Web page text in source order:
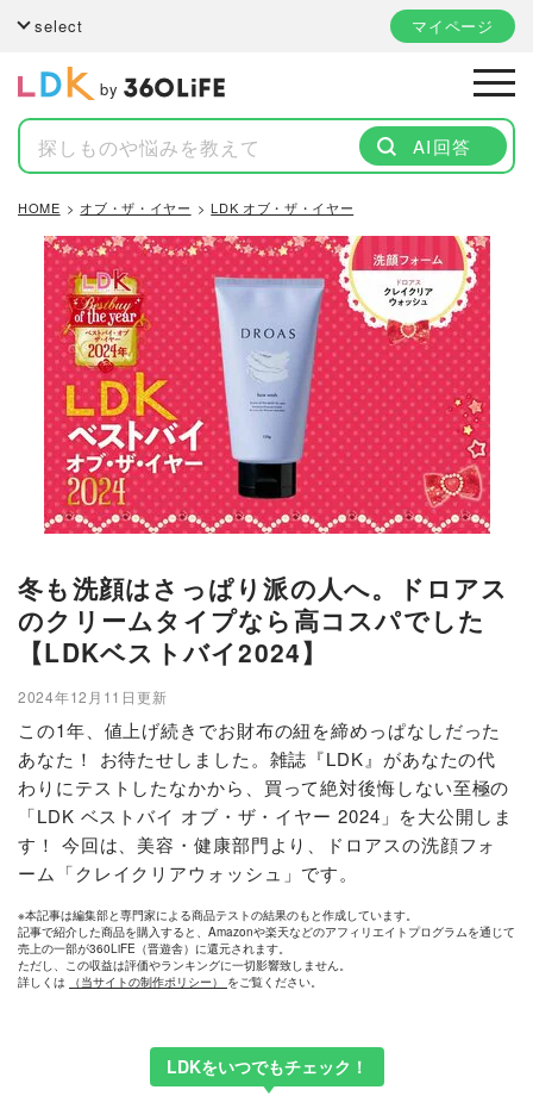
select マイページ
by
AI回答
HOME オブ・ザ・イヤー LDK オブ・ザ・イヤー
冬も洗顔はさっぱり派の人へ。ドロアス
のクリームタイプなら高コスパでした
【LDKベストバイ2024】
2024年12月11日更新
この1年、値上げ続きでお財布の紐を締めっぱなしだった
あなた！ お待たせしました。雑誌『LDK』があなたの代
わりにテストしたなかから、買って絶対後悔しない至極の
「LDK ベストバイ オブ・ザ・イヤー 2024」を大公開しま
す！ 今回は、美容・健康部門より、ドロアスの洗顔フォ
ーム「クレイクリアウォッシュ」です。
※本記事は編集部と専門家による商品テストの結果のもと作成しています。
記事で紹介した商品を購入すると、Amazonや楽天などのアフィリエイトプログラムを通じて
売上の一部が360LiFE（晋遊舎）に還元されます。
ただし、この収益は評価やランキングに一切影響致しません。
詳しくは
（当サイトの制作ポリシー） をご覧ください。
LDKをいつでもチェック！